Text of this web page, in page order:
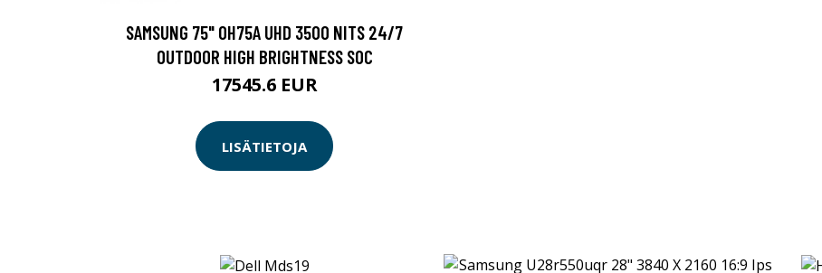
SAMSUNG 75" OH75A UHD 3500 NITS 24/7
OUTDOOR HIGH BRIGHTNESS SOC
17545.6 EUR
LISÄTIETOJA